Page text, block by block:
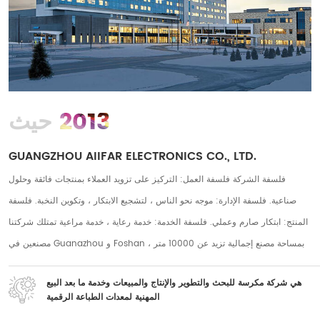
حيث 2013
GUANGZHOU AIIFAR ELECTRONICS CO., LTD.
فلسفة الشركة فلسفة العمل: التركيز على تزويد العملاء بمنتجات فائقة وحلول
صناعية. فلسفة الإدارة: موجه نحو الناس ، لتشجيع الابتكار ، وتكوين النخبة. فلسفة
المنتج: ابتكار صارم وعملي. فلسفة الخدمة: خدمة رعاية ، خدمة مراعية تمتلك شركتنا
مصنعين في Guanazhou و Foshan ، بمساحة مصنع إجمالية تزيد عن 10000 متر
مربع ، ولدينا أكثر من 250 موظفًا على المدى الطويل. يوجد أكثر من 50 فريقًا لما بعد
البيع وأكثر من 30 موظفًا في مجال البحث والتطوير. يتمتع العديد من موظفي ما بعد
البيع بأكثر من 5 سنوات من الخبرة في ما بعد البيع ، ولدى موظفي البحث والتطوير
هي شركة مكرسة للبحث والتطوير والإنتاج والمبيعات وخدمة ما بعد البيع
المهنية لمعدات الطباعة الرقمية